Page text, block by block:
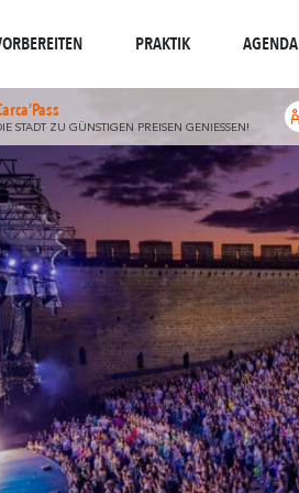
Wanderungen
PRAKTIK
AGENDA
STADT ZU GÜNSTIGEN PREISEN GENIESSEN!